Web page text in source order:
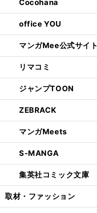
Cocohana
office YOU
マンガMee公式サイト
リマコミ
ジャンプTOON
ZEBRACK
マンガMeets
S-MANGA
集英社コミック文庫
取材・ファッション